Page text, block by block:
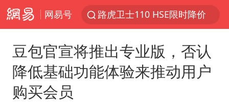
网易号
路虎卫士110 HSE限时降价
上海鼓励居家办公
多地银行上调存款利率
豆包官宣将推出专业版，否认
降低基础功能体验来推动用户
购买会员